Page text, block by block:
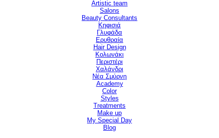
Artistic team
Salons
Beauty Consultants
Κηφισιά
Γλυφάδα
Ερυθραία
Hair Design▼
Κολωνάκι
Περιστέρι
Χαλάνδρι
Νέα Σμύρνη
Academy
Color
Styles
Treatments
Make up
My Special Day
Blog